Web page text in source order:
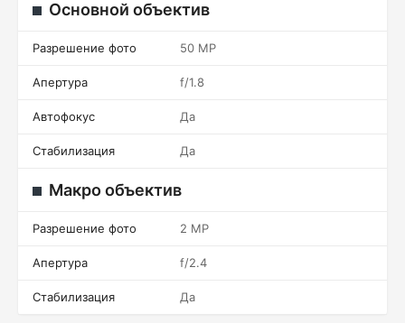
Основной объектив
Разрешение фото 50 MP
Апертура f/1.8
Автофокус Да
Стабилизация Да
Макро объектив
Разрешение фото 2 MP
Апертура f/2.4
Стабилизация Да